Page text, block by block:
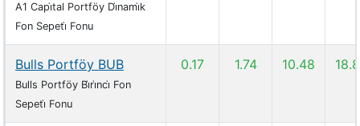
A1 Capi̇tal Portföy Di̇nami̇k
Fon Sepeti̇ Fonu
Bulls Portföy BUB
Bulls Portföy Bi̇ri̇nci̇ Fon
Sepeti̇ Fonu
0.17 1.74 10.48